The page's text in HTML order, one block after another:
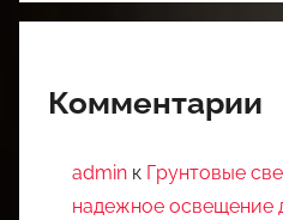
Комментарии
admin к Грунтовые
надежное освещение